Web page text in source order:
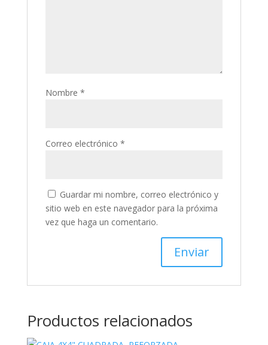
Nombre *
Correo electrónico *
Guardar mi nombre, correo electrónico y
sitio web en este navegador para la próxima
vez que haga un comentario.
Productos relacionados